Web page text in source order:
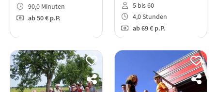
90,0 Minuten
ab50 € p.P.
5 bis 60
4,0 Stunden
ab69 € p.P.